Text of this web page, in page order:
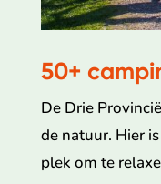
50+
De Drie
de natuur. Hier
plek om te